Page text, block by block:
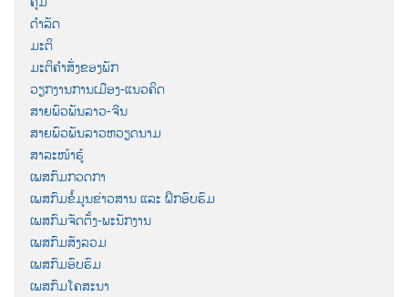
ດຳລັດ
ມະຕິ
ມະຕິຄຳສັ່ງຂອງພັກ
ວຽກງານການເມືອງ-ແນວຄິດ
ສາຍພົວພັນລາວ-ຈີນ
ສາຍພົວພັນລາວຫວຽດນາມ
ສາລະໜ້າຮູ້
ເພສກົມກວດກາ
ເພສກົມຂໍ້ມູນຂ່າວສານ ແລະ ຝຶກອົບຮົມ
ເພສກົມຈັດຕັ້ງ-ພະນັກງານ
ເພສກົມສັງລວມ
ເພສກົມອົບຮົມ
ເພສກົມໂຄສະນາ